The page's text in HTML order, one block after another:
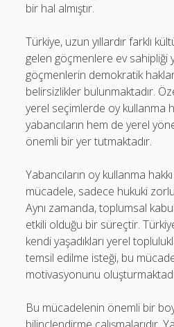
bir hal almıştır.
Türkiye, uzun yıllardır farklı
gelen göçmenlere ev sahipliği
göçmenlerin demokratik
belirsizlikler bulunmaktadır.
yerel seçimlerde oy kullanma
yabancıların hem de yerel
önemli bir yer tutmaktadır.
Yabancıların oy kullanma
mücadele, sadece hukuki
Aynı zamanda, toplumsal
etkili olduğu bir süreçtir.
kendi yaşadıkları yerel
temsil edilme isteği, bu
motivasyonunu
Bu mücadelenin önemli bir